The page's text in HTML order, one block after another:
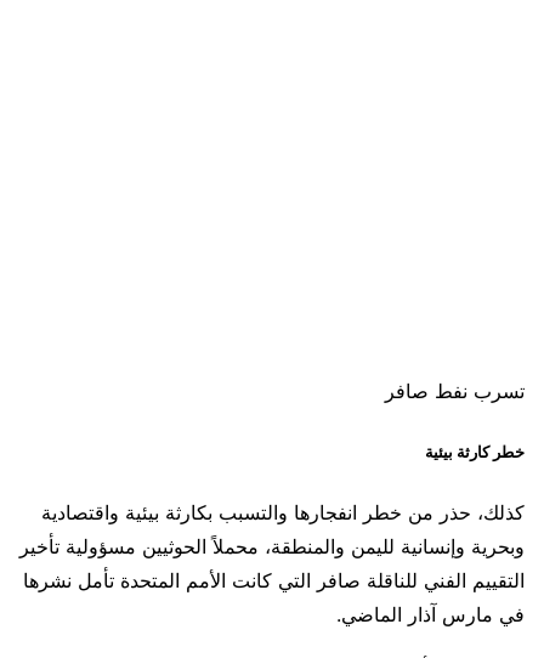
تسرب نفط صافر
خطر كارثة بيئية
كذلك، حذر من خطر انفجارها والتسبب بكارثة بيئية واقتصادية
وبحرية وإنسانية لليمن والمنطقة، محملاً الحوثيين مسؤولية تأخير
التقييم الفني للناقلة صافر التي كانت الأمم المتحدة تأمل نشرها
في مارس آذار الماضي.